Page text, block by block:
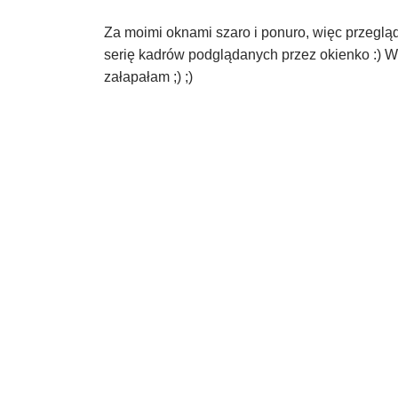
Za moimi oknami szaro i ponuro, więc
serię kadrów podglądanych przez okienko :)
załapałam ;) ;)